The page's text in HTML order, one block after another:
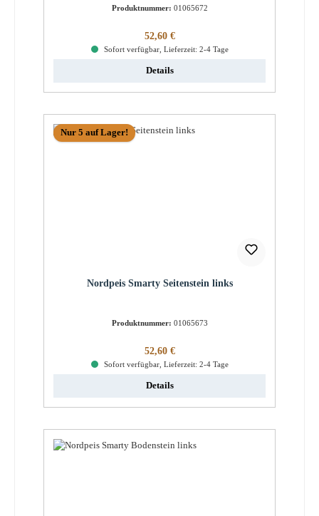
Produktnummer: 01065672
Regulärer Preis:
52,60 €
Sofort verfügbar, Lieferzeit: 2-4 Tage
Details
Nur 5 auf Lager!
Nordpeis Smarty Seitenstein links
Produktnummer: 01065673
Regulärer Preis:
52,60 €
Sofort verfügbar, Lieferzeit: 2-4 Tage
Details